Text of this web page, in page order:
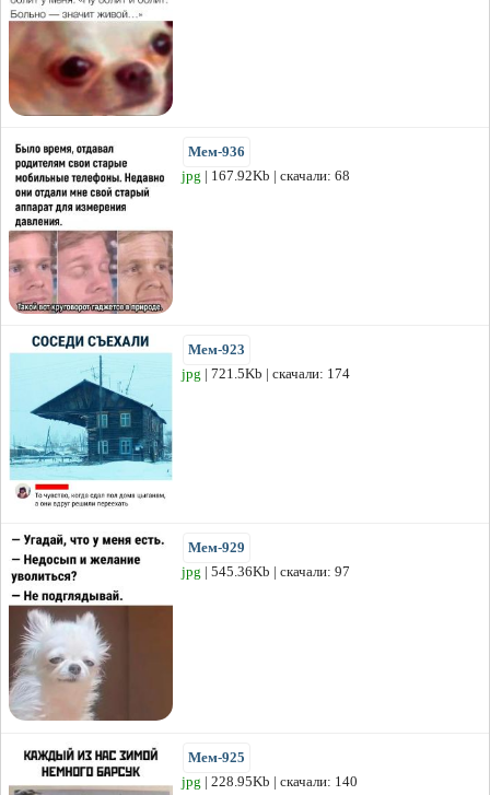
Мем-936
jpg | 167.92Kb | скачали: 68
Мем-923
jpg | 721.5Kb | скачали: 174
Мем-929
jpg | 545.36Kb | скачали: 97
Мем-925
jpg | 228.95Kb | скачали: 140